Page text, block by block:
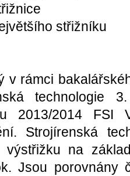
střižníku
v rámci
technologie
2013/2014
Strojírenská
výstřižku na
Jsou porovnány